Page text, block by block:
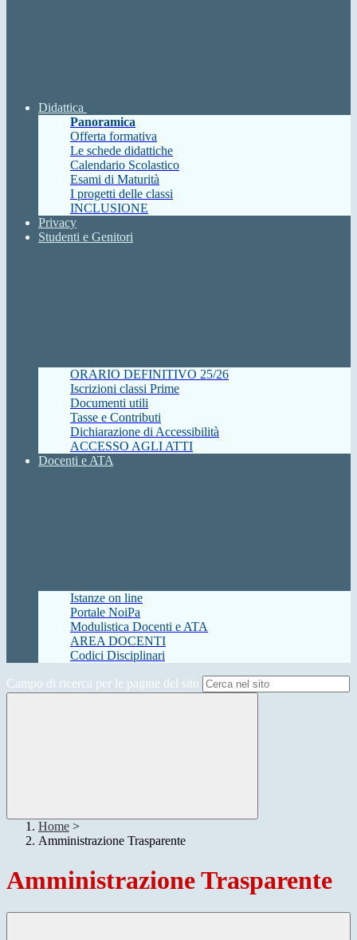
Didattica
Panoramica
Offerta formativa
Le schede didattiche
Calendario Scolastico
Esami di Maturità
I progetti delle classi
INCLUSIONE
Privacy
Studenti e Genitori
ORARIO DEFINITIVO 25/26
Iscrizioni classi Prime
Documenti utili
Tasse e Contributi
Dichiarazione di Accessibilità
ACCESSO AGLI ATTI
Docenti e ATA
Istanze on line
Portale NoiPa
Modulistica Docenti e ATA
AREA DOCENTI
Codici Disciplinari
Campo di ricerca per le pagine del sito
Home >
Amministrazione Trasparente
Amministrazione Trasparente